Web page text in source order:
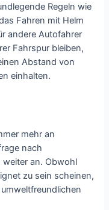
Regeln wie
Fahren mit Helm
andere Autofahrer
Fahrspur bleiben,
Abstand von
einhalten.
mehr an
nach
weiter an. Obwohl
zu sein scheinen,